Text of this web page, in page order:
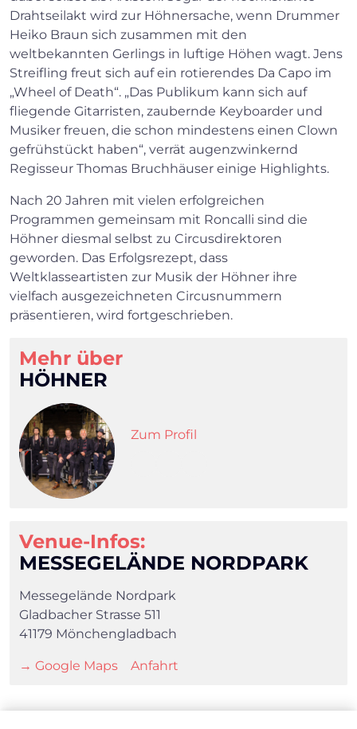
Drahtseilakt wird zur Höhnersache, wenn Drummer
Heiko Braun sich zusammen mit den
weltbekannten Gerlings in luftige Höhen wagt. Jens
Streifling freut sich auf ein rotierendes Da Capo im
„Wheel of Death“. „Das Publikum kann sich auf
fliegende Gitarristen, zaubernde Keyboarder und
Musiker freuen, die schon mindestens einen Clown
gefrühstückt haben“, verrät augenzwinkernd
Regisseur Thomas Bruchhäuser einige Highlights.
Nach 20 Jahren mit vielen erfolgreichen
Programmen gemeinsam mit Roncalli sind die
Höhner diesmal selbst zu Circusdirektoren
geworden. Das Erfolgsrezept, dass
Weltklasseartisten zur Musik der Höhner ihre
vielfach ausgezeichneten Circusnummern
präsentieren, wird fortgeschrieben.
Mehr über
HÖHNER
Zum Profil
Venue-Infos:
MESSEGELÄNDE NORDPARK
Messegelände Nordpark
Gladbacher Strasse 511
41179 Mönchengladbach
→ Google Maps Anfahrt